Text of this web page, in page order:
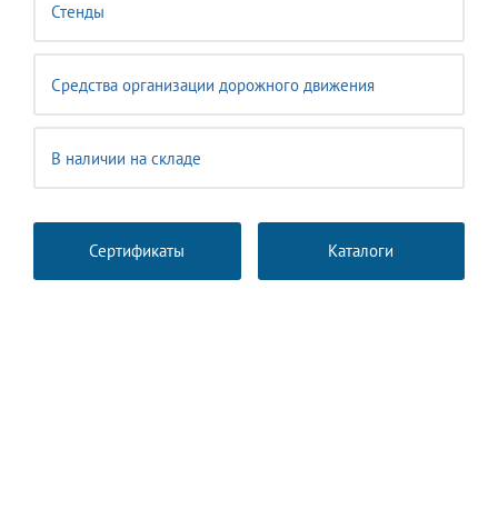
Стенды
Средства организации дорожного движения
В наличии на складе
Сертификаты Каталоги